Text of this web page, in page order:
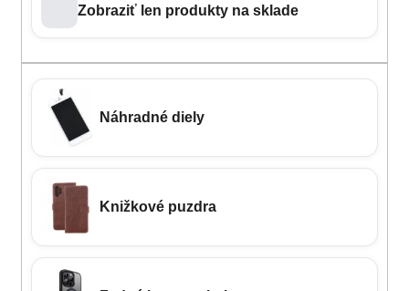
Zobraziť len produkty na sklade
Náhradné diely
Knižkové puzdra